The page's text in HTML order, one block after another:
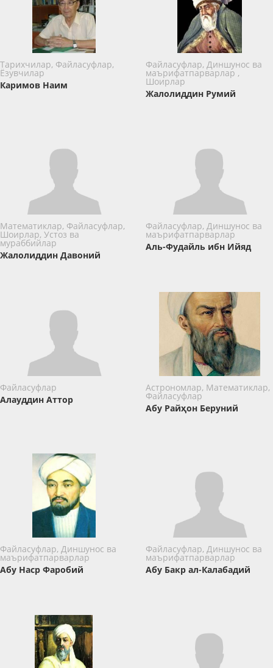
Тарихчилар, Файласуфлар,
Ёзувчилар
Каримов Наим
Файласуфлар, Диншунос ва
маърифатпарварлар ,
Шоирлар
Жалолиддин Румий
Математиклар, Файласуфлар,
Шоирлар, Устоз ва
мураббийлар
Жалолиддин Давоний
Файласуфлар, Диншунос ва
маърифатпарварлар
Аль-Фудайль ибн Ийяд
Файласуфлар
Алауддин Аттор
Астрономлар, Математиклар,
Файласуфлар
Абу Райҳон Беруний
Файласуфлар, Диншунос ва
маърифатпарварлар
Абу Наср Фаробий
Файласуфлар, Диншунос ва
маърифатпарварлар
Абу Бакр ал-Калабадий